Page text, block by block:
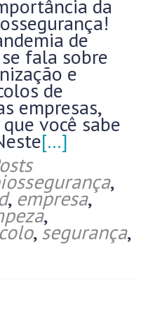
da
de
fala sobre
e
de
empresas,
você sabe
[…]
,
, empresa,
,
,segurança,